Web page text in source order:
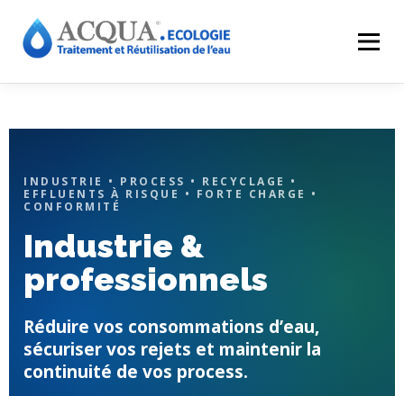
Menu
RESSOURCES CONTACT
INDUSTRIE • PROCESS • RECYCLAGE •
EFFLUENTS À RISQUE • FORTE CHARGE •
CONFORMITÉ
Industrie &
professionnels
Réduire vos consommations d’eau,
sécuriser vos rejets et maintenir la
continuité de vos process.